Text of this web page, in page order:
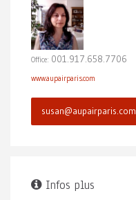
Office: 001.917.658.7706
www.aupairparis.com
susan@aupairparis.com
Infos plus